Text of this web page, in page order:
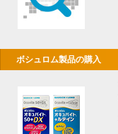
ボシュロム製品の購入